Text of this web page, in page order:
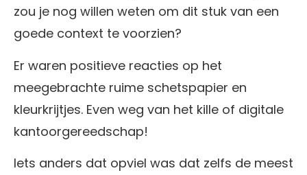
zou je nog willen weten om dit stuk van een
goede context te voorzien?
Er waren positieve reacties op het
meegebrachte ruime schetspapier en
kleurkrijtjes. Even weg van het kille of digitale
kantoorgereedschap!
Iets anders dat opviel was dat zelfs de meest